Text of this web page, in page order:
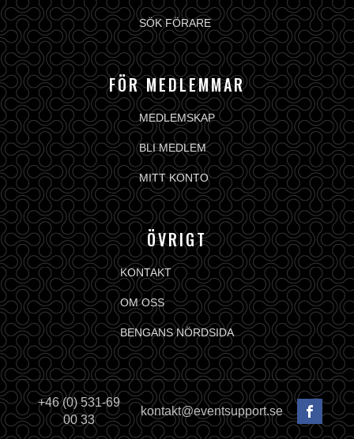
SÖK FÖRARE
FÖR MEDLEMMAR
MEDLEMSKAP
BLI MEDLEM
MITT KONTO
ÖVRIGT
KONTAKT
OM OSS
BENGANS NÖRDSIDA
+46 (0) 531-69
00 33
kontakt@eventsupport.se